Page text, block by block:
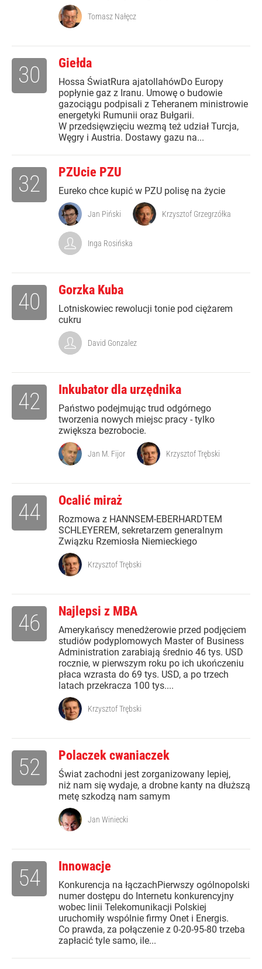
Tomasz Nałęcz
Giełda
Hossa ŚwiatRura ajatollahówDo Europy
popłynie gaz z Iranu. Umowę o budowie
gazociągu podpisali z Teheranem ministrowie
energetyki Rumunii oraz Bułgarii.
W przedsięwzięciu wezmą też udział Turcja,
Węgry i Austria. Dostawy gazu na...
30
PZUcie PZU
Eureko chce kupić w PZU polisę na życie
32
Jan Piński Krzysztof Grzegrzółka
Inga Rosińska
Gorzka Kuba
Lotniskowiec rewolucji tonie pod ciężarem
cukru
40
David Gonzalez
Inkubator dla urzędnika
Państwo podejmując trud odgórnego
tworzenia nowych miejsc pracy - tylko
zwiększa bezrobocie.
42
Jan M. Fijor Krzysztof Trębski
Ocalić miraż
Rozmowa z HANNSEM-EBERHARDTEM
SCHLEYEREM, sekretarzem generalnym
Związku Rzemiosła Niemieckiego
44
Krzysztof Trębski
Najlepsi z MBA
Amerykańscy menedżerowie przed podjęciem
studiów podyplomowych Master of Business
Administration zarabiają średnio 46 tys. USD
rocznie, w pierwszym roku po ich ukończeniu
płaca wzrasta do 69 tys. USD, a po trzech
latach przekracza 100 tys....
46
Krzysztof Trębski
Polaczek cwaniaczek
Świat zachodni jest zorganizowany lepiej,
niż nam się wydaje, a drobne kanty na dłuższą
metę szkodzą nam samym
52
Jan Winiecki
Innowacje
Konkurencja na łączachPierwszy ogólnopolski
numer dostępu do Internetu konkurencyjny
wobec linii Telekomunikacji Polskiej
uruchomiły wspólnie firmy Onet i Energis.
Co prawda, za połączenie z 0-20-95-80 trzeba
zapłacić tyle samo, ile...
54